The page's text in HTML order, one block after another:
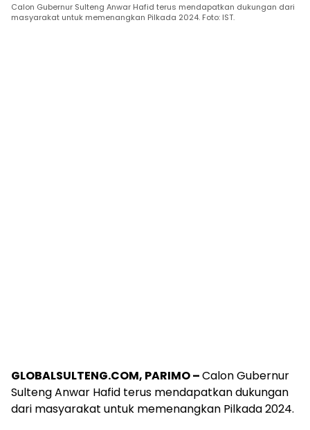
Calon Gubernur Sulteng Anwar Hafid terus mendapatkan dukungan dari
masyarakat untuk memenangkan Pilkada 2024. Foto: IST.
GLOBALSULTENG.COM, PARIMO –Calon Gubernur
Sulteng Anwar Hafid terus mendapatkan dukungan
dari masyarakat untuk memenangkan Pilkada 2024.